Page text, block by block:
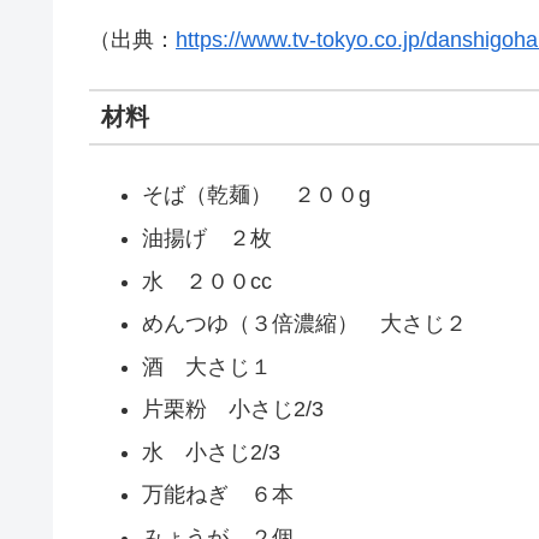
（出典： https://www.tv-tokyo.co.jp/
材料
そば（乾麺） ２００g
油揚げ ２枚
水 ２００cc
めんつゆ（３倍濃縮） 大さじ２
酒 大さじ１
片栗粉 小さじ2/3
水 小さじ2/3
万能ねぎ ６本